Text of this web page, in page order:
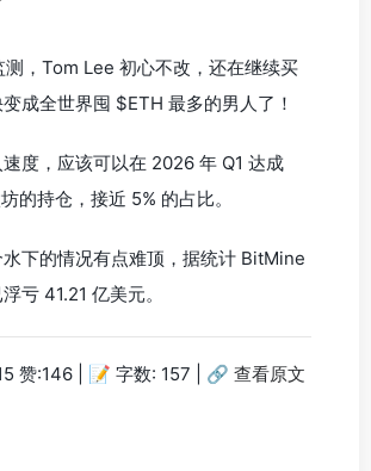
，Tom Lee 初心不改，还在继续买
成全世界囤 $ETH 最多的男人了！
度，应该可以在 2026 年 Q1 达成
的持仓，接近 5% 的占比。
水下的情况有点难顶，据统计 BitMine
亏 41.21 亿美元。
赞:146 | 📝 字数: 157 | 🔗 查看原文